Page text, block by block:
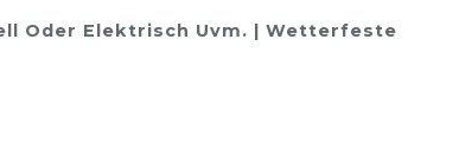
Oder Elektrisch Uvm. | Wetterfeste